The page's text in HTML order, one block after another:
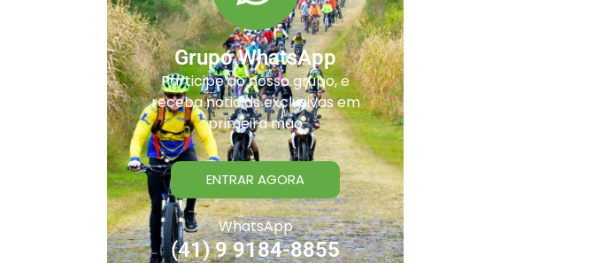
Grupo WhatsApp
Participe do nosso grupo, e
receba noticias exclusivas em
primeira mão
ENTRAR AGORA
WhatsApp
(41) 9 9184-8855